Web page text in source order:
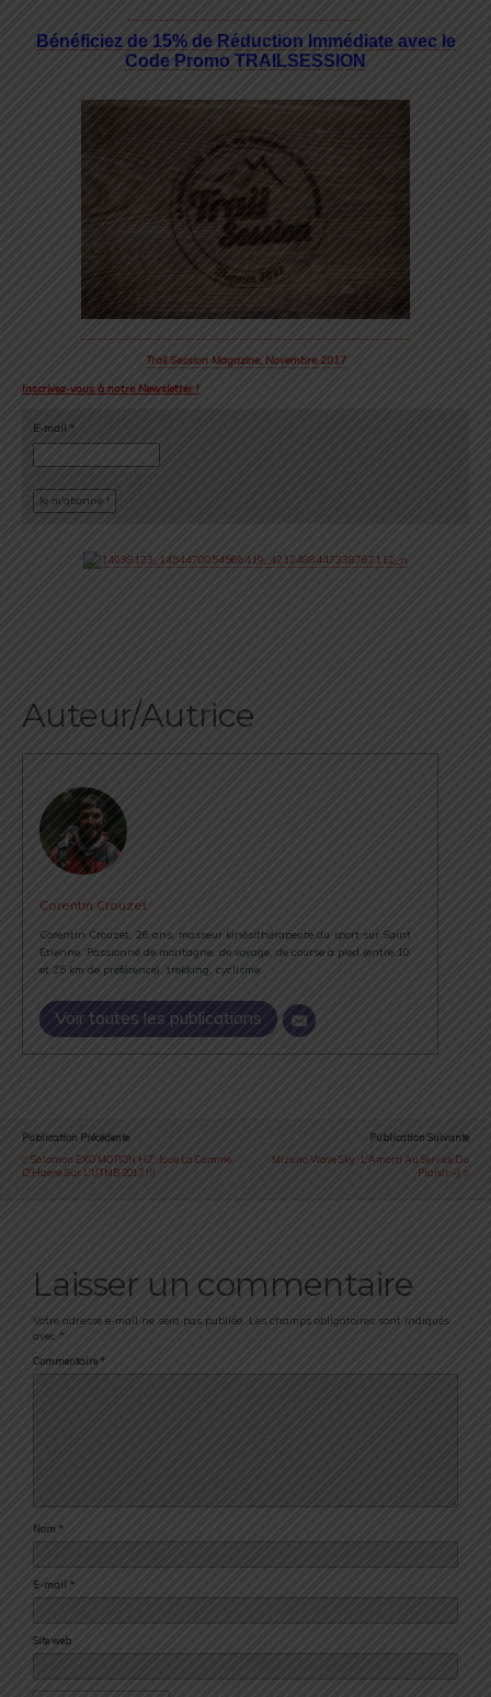
Bénéficiez de 15% de Réduction Immédiate avec le
Code Promo TRAILSESSION
Trail Session Magazine, Novembre 2017
Inscrivez-vous à notre Newsletter !
E-mail *
Auteur/Autrice
Corentin Crouzet
Corentin Crouzet, 26 ans, masseur kinésithérapeute du sport sur Saint
Etienne. Passionné de montagne, de voyage, de course à pied (entre 10
et 25 km de préférence), trekking, cyclisme.
Voir toutes les publications
Publication Précédente
Salomon EXO MOTION HZ : Joue La Comme
D'Haene Sur L'UTMB 2017 !!!
Publication Suivante
Mizuno Wave Sky : L'Amorti Au Service Du
Plaisir :-)
Laisser un commentaire
Votre adresse e-mail ne sera pas publiée. Les champs obligatoires sont indiqués
avec *
Commentaire *
Nom *
E-mail *
Site web